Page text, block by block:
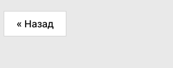
« Назад